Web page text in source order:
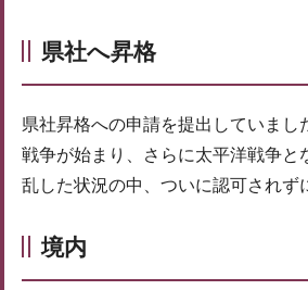
県社へ昇格
県社昇格への申請を提出していまし
戦争が始まり、さらに太平洋戦争と
乱した状況の中、ついに認可されず
境内